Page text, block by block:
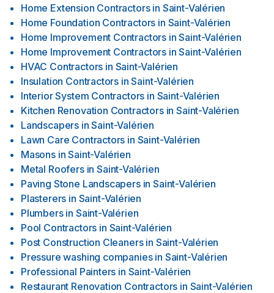
Home Extension Contractors in Saint-Valérien
Home Foundation Contractors in Saint-Valérien
Home Improvement Contractors in Saint-Valérien
Home Improvement Contractors in Saint-Valérien
HVAC Contractors in Saint-Valérien
Insulation Contractors in Saint-Valérien
Interior System Contractors in Saint-Valérien
Kitchen Renovation Contractors in Saint-Valérien
Landscapers in Saint-Valérien
Lawn Care Contractors in Saint-Valérien
Masons in Saint-Valérien
Metal Roofers in Saint-Valérien
Paving Stone Landscapers in Saint-Valérien
Plasterers in Saint-Valérien
Plumbers in Saint-Valérien
Pool Contractors in Saint-Valérien
Post Construction Cleaners in Saint-Valérien
Pressure washing companies in Saint-Valérien
Professional Painters in Saint-Valérien
Restaurant Renovation Contractors in Saint-Valérien